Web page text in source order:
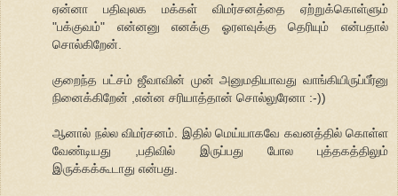
ஏன்னா பதிவுலக மக்கள் விமர்சனத்தை ஏற்றுக்கொள்ளும்
"பக்குவம்" என்னனு எனக்கு ஓரளவுக்கு தெரியும் என்பதால்
சொல்கிறேன்.
குறைந்த பட்சம் ஜீவாவின் முன் அனுமதியாவது வாங்கியிருப்பீர்னு
நினைக்கிறேன் ,என்ன சரியாத்தான் சொல்லுரேனா :-))
ஆனால் நல்ல விமர்சனம். இதில் மெய்யாகவே கவனத்தில் கொள்ள
வேண்டியது ,பதிவில் இருப்பது போல புத்தகத்திலும்
இருக்கக்கூடாது என்பது.